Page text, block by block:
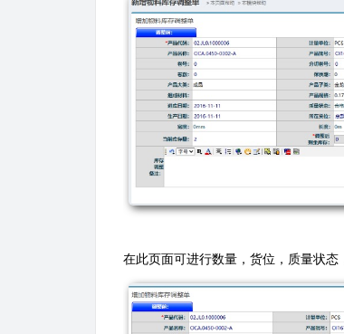
在此页面可进行数量，货位，质量状态